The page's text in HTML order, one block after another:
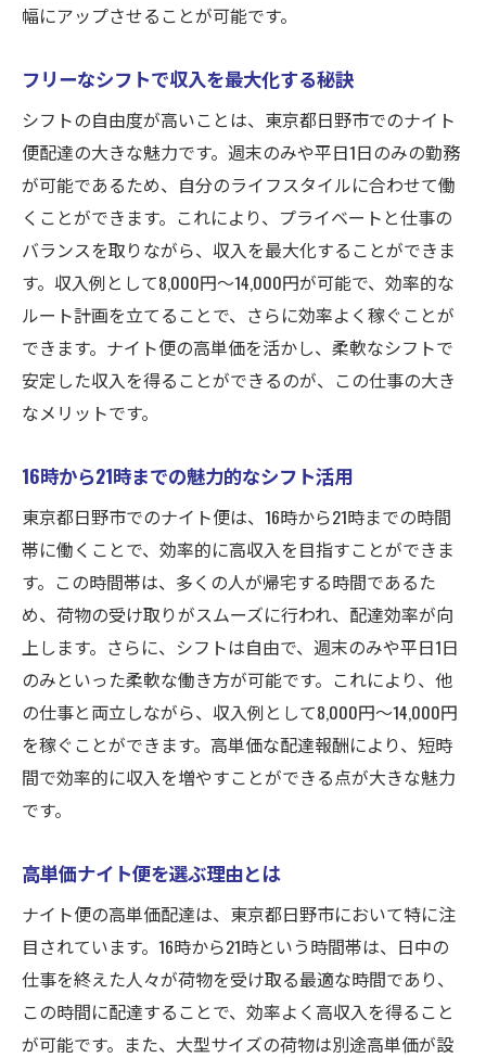
幅にアップさせることが可能です。
フリーなシフトで収入を最大化する秘訣
シフトの自由度が高いことは、東京都日野市でのナイト
便配達の大きな魅力です。週末のみや平日1日のみの勤務
が可能であるため、自分のライフスタイルに合わせて働
くことができます。これにより、プライベートと仕事の
バランスを取りながら、収入を最大化することができま
す。収入例として8,000円〜14,000円が可能で、効率的な
ルート計画を立てることで、さらに効率よく稼ぐことが
できます。ナイト便の高単価を活かし、柔軟なシフトで
安定した収入を得ることができるのが、この仕事の大き
なメリットです。
16時から21時までの魅力的なシフト活用
東京都日野市でのナイト便は、16時から21時までの時間
帯に働くことで、効率的に高収入を目指すことができま
す。この時間帯は、多くの人が帰宅する時間であるた
め、荷物の受け取りがスムーズに行われ、配達効率が向
上します。さらに、シフトは自由で、週末のみや平日1日
のみといった柔軟な働き方が可能です。これにより、他
の仕事と両立しながら、収入例として8,000円〜14,000円
を稼ぐことができます。高単価な配達報酬により、短時
間で効率的に収入を増やすことができる点が大きな魅力
です。
高単価ナイト便を選ぶ理由とは
ナイト便の高単価配達は、東京都日野市において特に注
目されています。16時から21時という時間帯は、日中の
仕事を終えた人々が荷物を受け取る最適な時間であり、
この時間に配達することで、効率よく高収入を得ること
が可能です。また、大型サイズの荷物は別途高単価が設